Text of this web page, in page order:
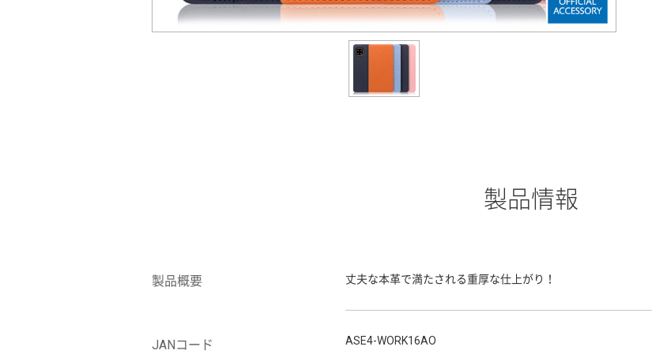
製品情報
製品概要 丈夫な本革で満たされる重厚な仕上がり！
JANコード ASE4-WORK16AO